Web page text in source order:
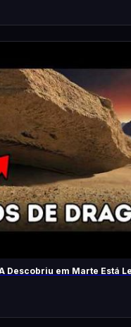
Descobriu em Marte Está